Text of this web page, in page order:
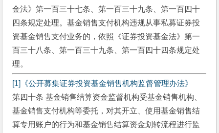
金法》第一百三十七条、第一百三十九条、第一百四十
四条规定处理。基金销售支付机构违规从事私募证券投
资基金销售支付业务的，依照《证券投资基金法》第一
百三十八条、第一百三十九条、第一百四十四条规定处
理。
[1]
《公开募集证券投资基金销售机构监督管理办法》
第四十条 基金销售结算资金监督机构受基金销售机构、
基金销售支付机构等委托，对其开立、使用基金销售结
算专用账户的行为和基金销售结算资金划转流程进行监